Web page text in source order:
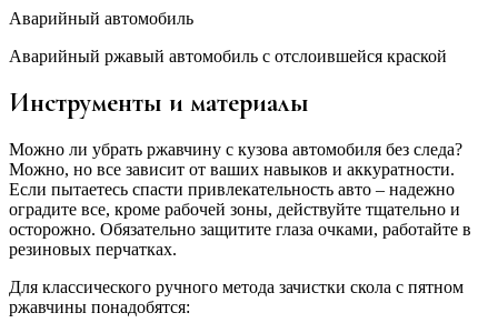
Аварийный автомобиль
Аварийный ржавый автомобиль с отслоившейся краской
Инструменты и материалы
Можно ли убрать ржавчину с кузова автомобиля без следа?
Можно, но все зависит от ваших навыков и аккуратности.
Если пытаетесь спасти привлекательность авто – надежно
оградите все, кроме рабочей зоны, действуйте тщательно и
осторожно. Обязательно защитите глаза очками, работайте в
резиновых перчатках.
Для классического ручного метода зачистки скола с пятном
ржавчины понадобятся: